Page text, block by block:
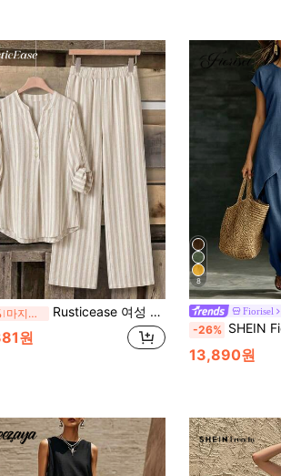
마지막 3일 Rusticease 여성 캐주얼 긴팔 셔츠 및 바지 2피스 세트, 스트라이프 아웃핏, 여성 캐주얼웨어, 스트리트 스타일, 일상 출퇴근, 데이트, 모임, 가을/겨울/봄/여름, 크리스마스, 새해, 추수감사절, 파티, 결혼식, 해변, 졸업, 패션, 우아한, 캐주얼, 외출, 데이트, 약속, 출퇴근에 적합
원
8
Fiorisel
-26% SHEIN Fiorisel 2026년 신상 여름 휴가 캐주얼 2피
13,890원